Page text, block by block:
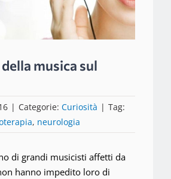
musica sul
| Categorie: Curiosità | Tag:
, neurologia
di grandi musicisti affetti da
hanno impedito loro di